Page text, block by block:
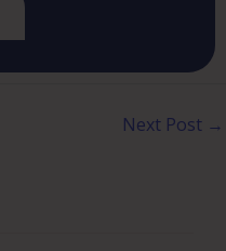
Next Post →